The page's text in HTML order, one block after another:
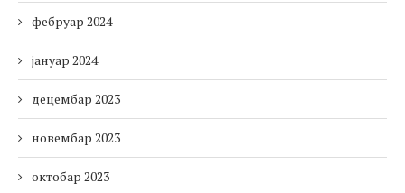
фебруар 2024
јануар 2024
децембар 2023
новембар 2023
октобар 2023